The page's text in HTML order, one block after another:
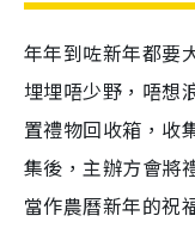
年年到咗新年都要
埋埋唔少野，唔想
置禮物回收箱，收
集後，主辦方會將
當作農曆新年的祝